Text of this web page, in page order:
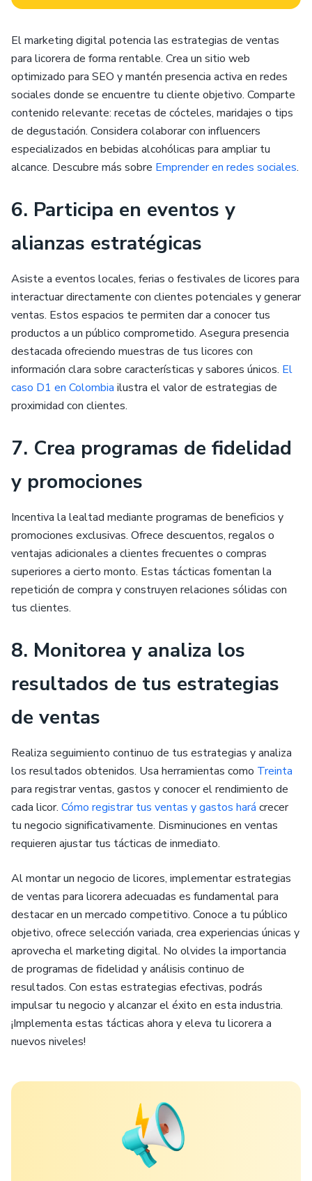
El marketing digital potencia las estrategias de ventas
para licorera de forma rentable. Crea un sitio web
optimizado para SEO y mantén presencia activa en redes
sociales donde se encuentre tu cliente objetivo. Comparte
contenido relevante: recetas de cócteles, maridajes o tips
de degustación. Considera colaborar con influencers
especializados en bebidas alcohólicas para ampliar tu
alcance. Descubre más sobre Emprender en redes sociales.
6. Participa en eventos y
alianzas estratégicas
Asiste a eventos locales, ferias o festivales de licores para
interactuar directamente con clientes potenciales y generar
ventas. Estos espacios te permiten dar a conocer tus
productos a un público comprometido. Asegura presencia
destacada ofreciendo muestras de tus licores con
información clara sobre características y sabores únicos. El
caso D1 en Colombia ilustra el valor de estrategias de
proximidad con clientes.
7. Crea programas de fidelidad
y promociones
Incentiva la lealtad mediante programas de beneficios y
promociones exclusivas. Ofrece descuentos, regalos o
ventajas adicionales a clientes frecuentes o compras
superiores a cierto monto. Estas tácticas fomentan la
repetición de compra y construyen relaciones sólidas con
tus clientes.
8. Monitorea y analiza los
resultados de tus estrategias
de ventas
Realiza seguimiento continuo de tus estrategias y analiza
los resultados obtenidos. Usa herramientas como Treinta
para registrar ventas, gastos y conocer el rendimiento de
cada licor. Cómo registrar tus ventas y gastos hará crecer
tu negocio significativamente. Disminuciones en ventas
requieren ajustar tus tácticas de inmediato.
Al montar un negocio de licores, implementar estrategias
de ventas para licorera adecuadas es fundamental para
destacar en un mercado competitivo. Conoce a tu público
objetivo, ofrece selección variada, crea experiencias únicas y
aprovecha el marketing digital. No olvides la importancia
de programas de fidelidad y análisis continuo de
resultados. Con estas estrategias efectivas, podrás
impulsar tu negocio y alcanzar el éxito en esta industria.
¡Implementa estas tácticas ahora y eleva tu licorera a
nuevos niveles!